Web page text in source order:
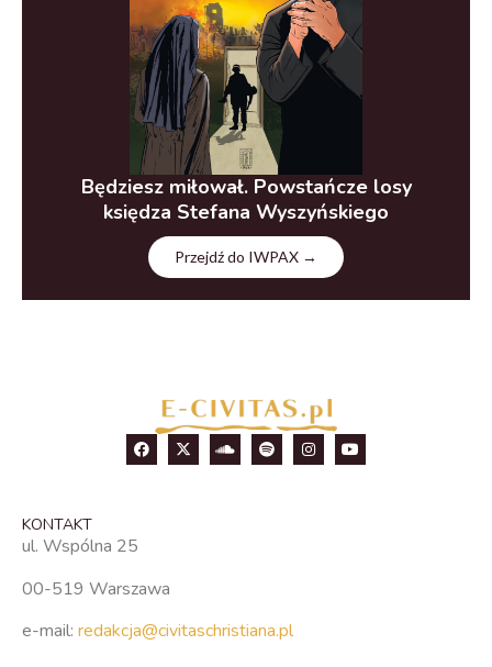
Będziesz miłował. Powstańcze losy
księdza Stefana Wyszyńskiego
Przejdź do IWPAX →
KONTAKT
ul. Wspólna 25
00-519 Warszawa
e-mail: redakcja@civitaschristiana.pl